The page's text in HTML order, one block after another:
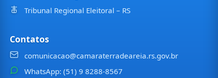
Tribunal Regional Eleitoral – RS
Contatos
comunicacao@camaraterradeareia.rs.gov.br
WhatsApp: (51) 9 8288-8567